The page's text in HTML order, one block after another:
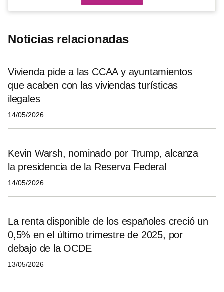
Noticias relacionadas
Vivienda pide a las CCAA y ayuntamientos
que acaben con las viviendas turísticas
ilegales
14/05/2026
Kevin Warsh, nominado por Trump, alcanza
la presidencia de la Reserva Federal
14/05/2026
La renta disponible de los españoles creció un
0,5% en el último trimestre de 2025, por
debajo de la OCDE
13/05/2026